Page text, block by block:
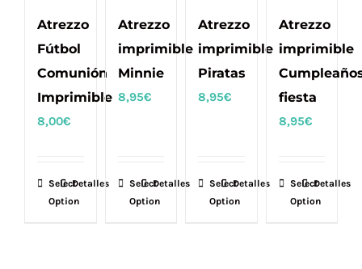
Atrezzo
Fútbol
Comunión
Imprimible
8,00€
Select
Option
Detalles
Atrezzo
imprimible
Minnie
8,95€
Select
Option
Detalles
Atrezzo
imprimible
Piratas
8,95€
Select
Option
Detalles
Atrezzo
imprimible
fiesta
8,95€
Select
Option
Detalles